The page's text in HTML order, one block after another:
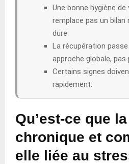
Une bonne hygiène de
remplace pas un
dure.
La récupération
approche globale, pas
Certains signes
rapidement.
Qu’est-ce que
chronique et
elle liée au